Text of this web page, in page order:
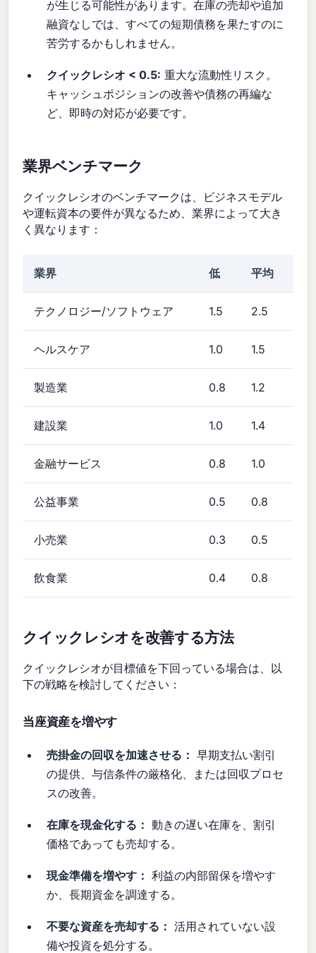
が生じる可能性があります。在庫の売却や追加
融資なしでは、すべての短期債務を果たすのに
苦労するかもしれません。
クイックレシオ < 0.5: 重大な流動性リスク。
キャッシュポジションの改善や債務の再編な
ど、即時の対応が必要です。
業界ベンチマーク
クイックレシオのベンチマークは、ビジネスモデル
や運転資本の要件が異なるため、業界によって大き
く異なります：
業界 低 平均
テクノロジー/ソフトウェア 1.5 2.5
ヘルスケア 1.0 1.5
製造業 0.8 1.2
建設業 1.0 1.4
金融サービス 0.8 1.0
公益事業 0.5 0.8
小売業 0.3 0.5
飲食業 0.4 0.8
クイックレシオを改善する方法
クイックレシオが目標値を下回っている場合は、以
下の戦略を検討してください：
当座資産を増やす
売掛金の回収を加速させる： 早期支払い割引
の提供、与信条件の厳格化、または回収プロセ
スの改善。
在庫を現金化する： 動きの遅い在庫を、割引
価格であっても売却する。
現金準備を増やす： 利益の内部留保を増やす
か、長期資金を調達する。
不要な資産を売却する： 活用されていない設
備や投資を処分する。